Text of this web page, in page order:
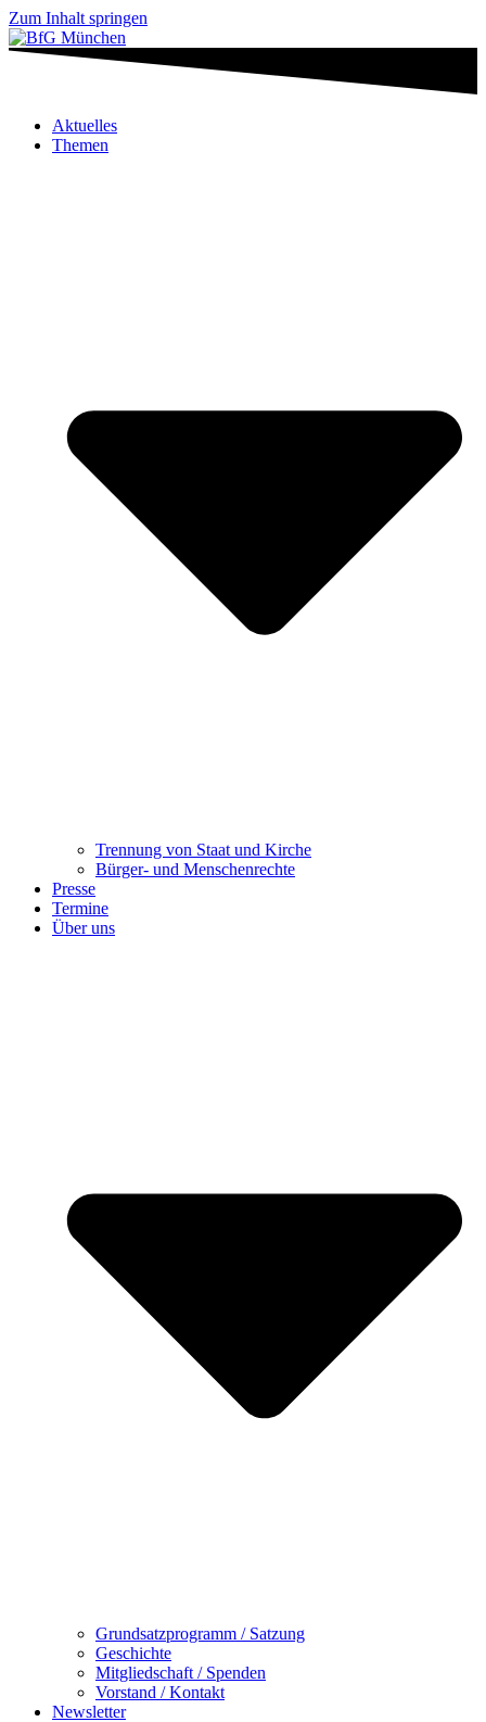
Zum Inhalt springen
Aktuelles
Themen
Trennung ​​​​​​​von Staat und Kirche
Bürger- und Menschenrechte
Presse
Termine
Über uns
Grundsatzprogramm / Satzung
Geschichte
Mitgliedschaft / Spenden
Vorstand / Kontakt
Newsletter